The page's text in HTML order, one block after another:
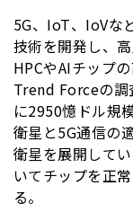
5G、IoT、IoVな
技術を開発し、
HPCやAIチップ
Trend Forceの調
に2950憶ドル規
衛星と5G通信の
衛星を展開して
いてチップを正
る。